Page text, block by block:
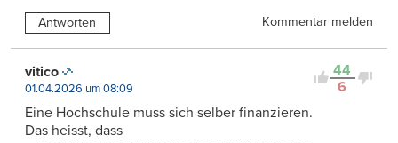
Antworten Kommentar melden
44
6
vitico
01.04.2026 um 08:09
Eine Hochschule muss sich selber finanzieren.
Das heisst, dass